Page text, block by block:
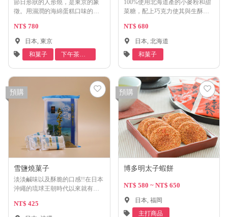
節日形狀的人形燒，是東京的象
徵。用濕潤的海綿蛋糕口味的麵
滑的甜豆醬和高質量的奶油凍，
送進烤箱烘烤成型。
NT$ 780
日本, 東京
和菓子
下午茶點
100%使用北海道產的小麥粉和甜
菜糖，配上巧克力使其與生酥皮
巧克力，這也是講究的製作方
法。 那溫柔自然的風味，一定會
讓你微笑。
NT$ 680
日本, 北海道
和菓子
預購
雪鹽燒菓子
淡淡鹹味以及酥脆的口感!!在日本
沖繩的琉球王朝時代以來就有的
NT$ 425
預購
博多明太子蝦餅
NT$ 580 ~ NT$ 650
日本, 福岡
主打商品